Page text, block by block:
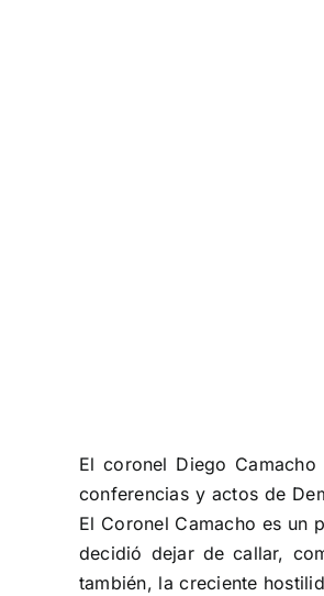
El coronel Diego
conferencias y actos de
El Coronel Camacho es un
decidió dejar de callar,
también, la creciente